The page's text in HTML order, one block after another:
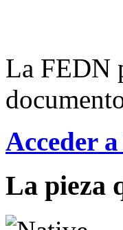
La FEDN
Acceder
La pieza